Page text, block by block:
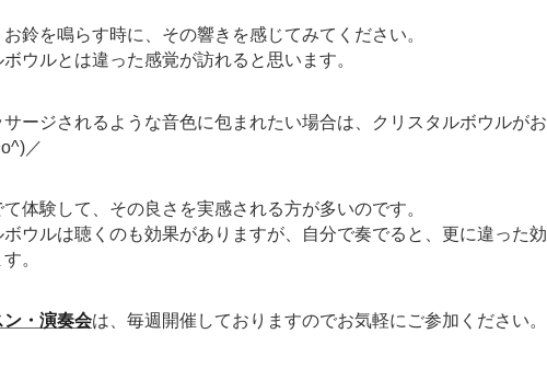
鈴を鳴らす時に、その響きを感じてみてください。
ウルとは違った感覚が訪れると思います。
ージされるような音色に包まれたい場合は、クリスタルボウルがお
／
体験して、その良さを実感される方が多いのです。
ボウルは聴くのも効果がありますが、自分で奏でると、更に違った効
。
・演奏会は、毎週開催しておりますのでお気軽にご参加ください。